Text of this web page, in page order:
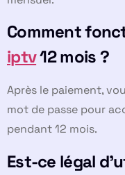
Comment
iptv12 mois ?
Après le paiement,
mot de passe pour
pendant 12 mois.
Est-ce légal